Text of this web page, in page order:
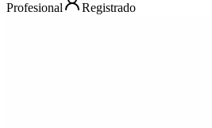
Profesional
Registrado